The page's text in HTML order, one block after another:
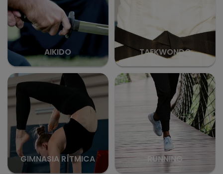
AIKIDO TAEKWONDO
GIMNASIA RÍTMICA RUNNING